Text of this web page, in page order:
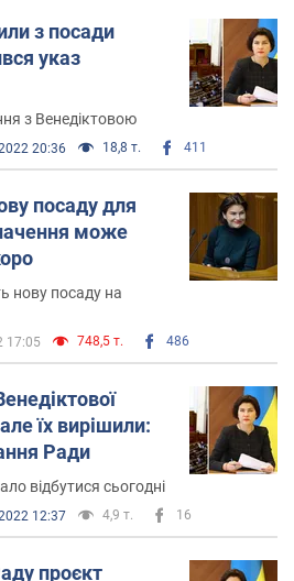
з посади
указ
з Венедіктовою
20:36 18,8 т. 411
посаду для
може
нову посаду на
17:05 748,5 т. 486
їх вирішили:
Ради
відбутися сьогодні
12:37 4,9 т. 16
проєкт